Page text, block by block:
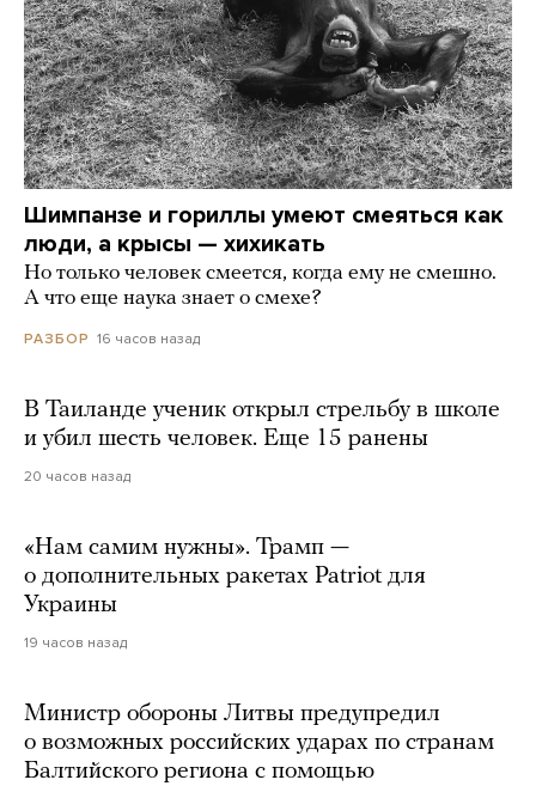
Шимпанзе и гориллы умеют смеяться как
люди, а крысы — хихикать
Но только человек смеется, когда ему не смешно.
А что еще наука знает о смехе?
РАЗБОР 16 часов назад
В Таиланде ученик открыл стрельбу в школе
и убил шесть человек. Еще 15 ранены
20 часов назад
«Нам самим нужны». Трамп —
о дополнительных ракетах Patriot для
Украины
19 часов назад
Министр обороны Литвы предупредил
о возможных российских ударах по странам
Балтийского региона с помощью